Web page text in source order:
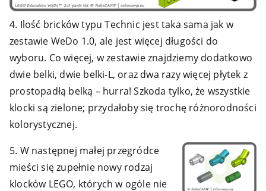
4. Ilość bricków typu Technic jest taka sama jak w
zestawie WeDo 1.0, ale jest więcej długości do
wyboru. Co więcej, w zestawie znajdziemy dodatkowo
dwie belki, dwie belki-L, oraz dwa razy więcej płytek z
prostopadłą belką – hurra! Szkoda tylko, że wszystkie
klocki są zielone; przydałoby się trochę różnorodności
kolorystycznej.
5. W następnej małej przegródce
mieści się zupełnie nowy rodzaj
klocków LEGO, których w ogóle nie